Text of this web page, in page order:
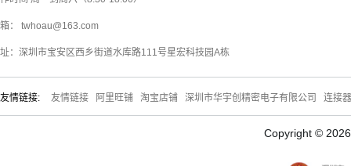
： twhoau@163.com
：深圳市宝安区西乡街道水库路111号星宏科技园A栋
友情链接: 友情链接 阿里旺铺 淘宝店铺 深圳市华宇创精密电子有限公司 连接
Copyright ©